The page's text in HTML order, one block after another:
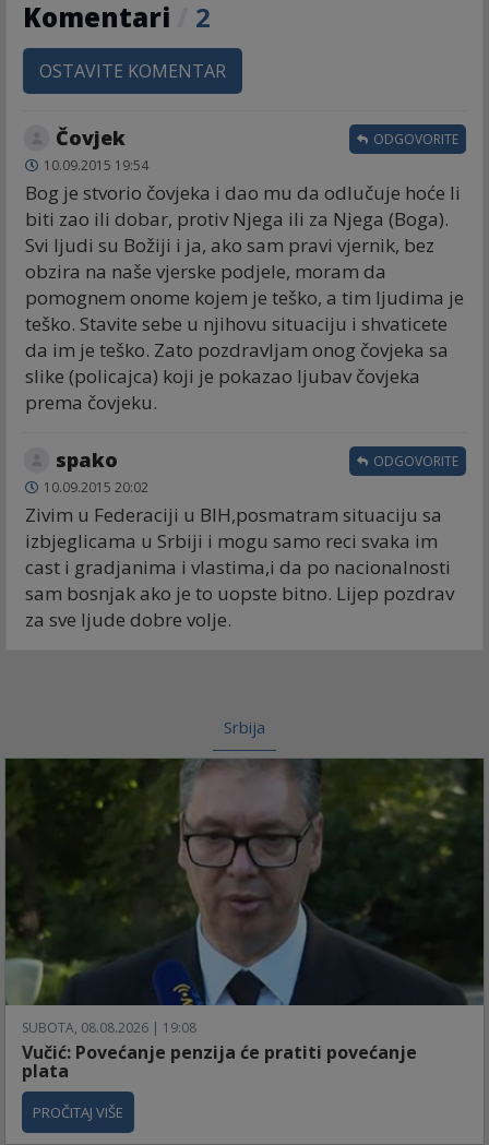
Komentari 2
OSTAVITE KOMENTAR
Čovjek
10.09.2015 19:54
Bog je stvorio čovjeka i dao mu da odlučuje hoće li
biti zao ili dobar, protiv Njega ili za Njega (Boga).
Svi ljudi su Božiji i ja, ako sam pravi vjernik, bez
obzira na naše vjerske podjele, moram da
pomognem onome kojem je teško, a tim ljudima je
teško. Stavite sebe u njihovu situaciju i shvaticete
da im je teško. Zato pozdravljam onog čovjeka sa
slike (policajca) koji je pokazao ljubav čovjeka
prema čovjeku.
ODGOVORITE
spako
10.09.2015 20:02
Zivim u Federaciji u BIH,posmatram situaciju sa
izbjeglicama u Srbiji i mogu samo reci svaka im
cast i gradjanima i vlastima,i da po nacionalnosti
sam bosnjak ako je to uopste bitno. Lijep pozdrav
za sve ljude dobre volje.
ODGOVORITE
Srbija
SUBOTA, 08.08.2026 | 19:08
Vučić: Povećanje penzija će pratiti povećanje
plata
PROČITAJ VIŠE